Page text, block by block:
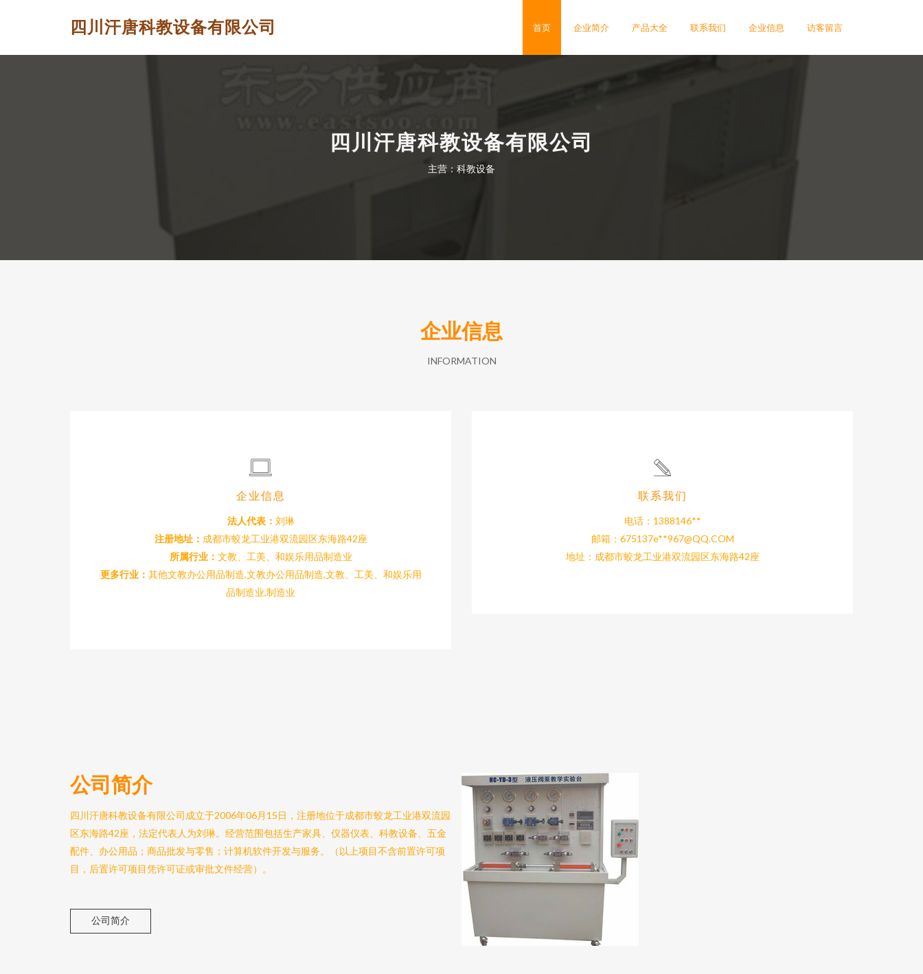
四川汗唐科教设备有限公司 首页 企业简介 产品大全 联系我们 企业信息 访客留言
四川汗唐科教设备有限公司
主营：科教设备
企业信息
INFORMATION
企业信息
法人代表： 刘琳
注册地址： 成都市蛟龙工业港双流园区东海路42座
所属行业： 文教、工美、和娱乐用品制造业
更多行业： 其他文教办公用品制造,文教办公用品制造,文教、工美、和娱乐用
品制造业,制造业
联系我们
电话：1388146**
邮箱：675137e**967@QQ.COM
地址：成都市蛟龙工业港双流园区东海路42座
公司简介
四川汗唐科教设备有限公司成立于2006年06月15日，注册地位于成都市蛟龙工业港双流园
区东海路42座，法定代表人为刘琳。经营范围包括生产家具、仪器仪表、科教设备、五金
配件、办公用品；商品批发与零售；计算机软件开发与服务。（以上项目不含前置许可项
目，后置许可项目凭许可证或审批文件经营）。
公司简介